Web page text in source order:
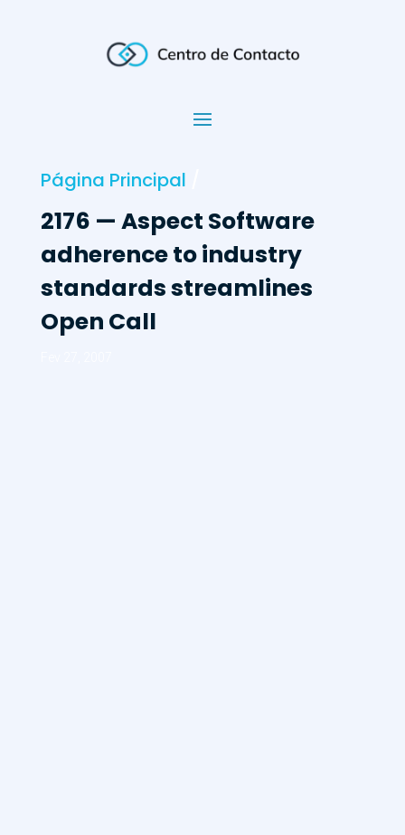
Página Principal
2176 — Aspect Software
adherence to industry
standards streamlines
Open Call